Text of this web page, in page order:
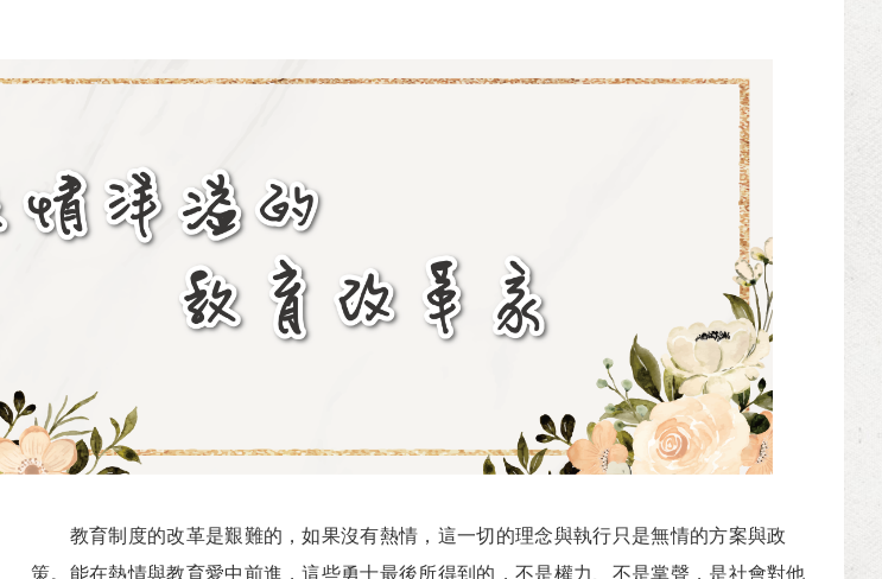
教育制度的改革是艱難的，如果沒有熱情，這一切的理念與執行只是無情的方案與政
策。能在熱情與教育愛中前進，這些勇士最後所得到的，不是權力、不是掌聲，是社會對他